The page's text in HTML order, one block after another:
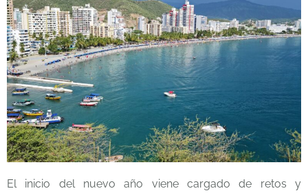
El inicio del nuevo año viene cargado de retos y